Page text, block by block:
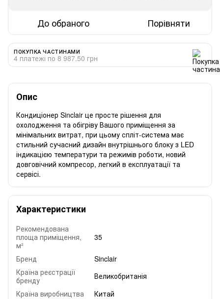
До обраного Порівняти
ПОКУПКА ЧАСТИНАМИ
4 платежі по 8 987.50 грн
Опис
Кондиціонер Sinclair це просте рішення для
охолодження та обігріву Вашого приміщення за
мінімальних витрат, при цьому спліт-система має
стильний сучасний дизайн внутрішнього блоку з LED
індикацією температури та режимів роботи, новий
довговічний компресор, легкий в експлуатації та
сервісі.
Характеристики
Рекомендована
площа приміщення,
м²
35
Бренд
Sinclair
Країна реєстрації
бренду
Великобританія
Країна виробництва
Китай